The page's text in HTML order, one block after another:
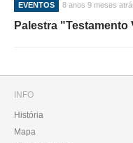
EVENTOS 8 anos 9 meses
Palestra "Testamento
INFO
História
Mapa